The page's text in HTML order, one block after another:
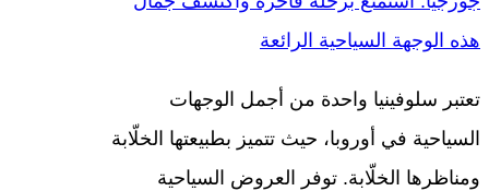
هذه الوجهة السياحية الرائعة
تعتبر سلوفينيا واحدة من أجمل الوجهات
السياحية في أوروبا، حيث تتميز بطبيعتها الخلّابة
ومناظرها الخلّابة. توفر العروض السياحية